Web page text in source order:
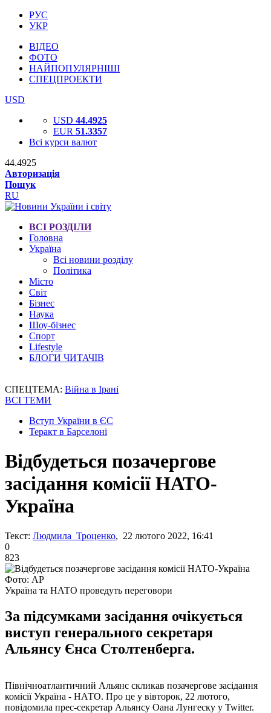
РУС
УКР
ВІДЕО
ФОТО
НАЙПОПУЛЯРНІШІ
СПЕЦПРОЕКТИ
USD
USD 44.4925
EUR 51.3357
Всі курси валют
44.4925
Авторизація
Пошук
RU
ВСІ РОЗДІЛИ
Головна
Україна
Всі новини розділу
Політика
Місто
Світ
Бізнес
Наука
Шоу-бізнес
Спорт
Lifestyle
БЛОГИ ЧИТАЧІВ
СПЕЦТЕМА: Війна в Ірані
ВСІ ТЕМИ
Вступ України в ЄС
Теракт в Барселоні
Відбудеться позачергове
засідання комісії НАТО-
Україна
Текст: Людмила Троценко, 22 лютого 2022, 16:41
0
823
Фото: AP
Україна та НАТО проведуть переговори
За підсумками засідання очікується
виступ генерального секретаря
Альянсу Єнса Столтенберга.
Північноатлантичний Альянс скликав позачергове засідання
комісії Україна - НАТО. Про це у вівторок, 22 лютого,
повідомила прес-секретар Альянсу Оана Лунгеску у Twitter.